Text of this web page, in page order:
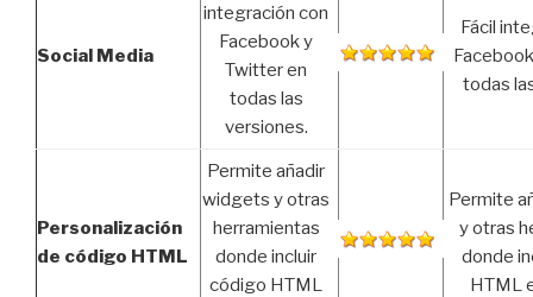
Social Media
integración con
Facebook y
Twitter en
todas las
versiones.
Fácil
todas
Personalización
de código HTML
Permite añadir
widgets y otras
herramientas
donde incluir
código HTML
Permite
y otras
donde
HTML